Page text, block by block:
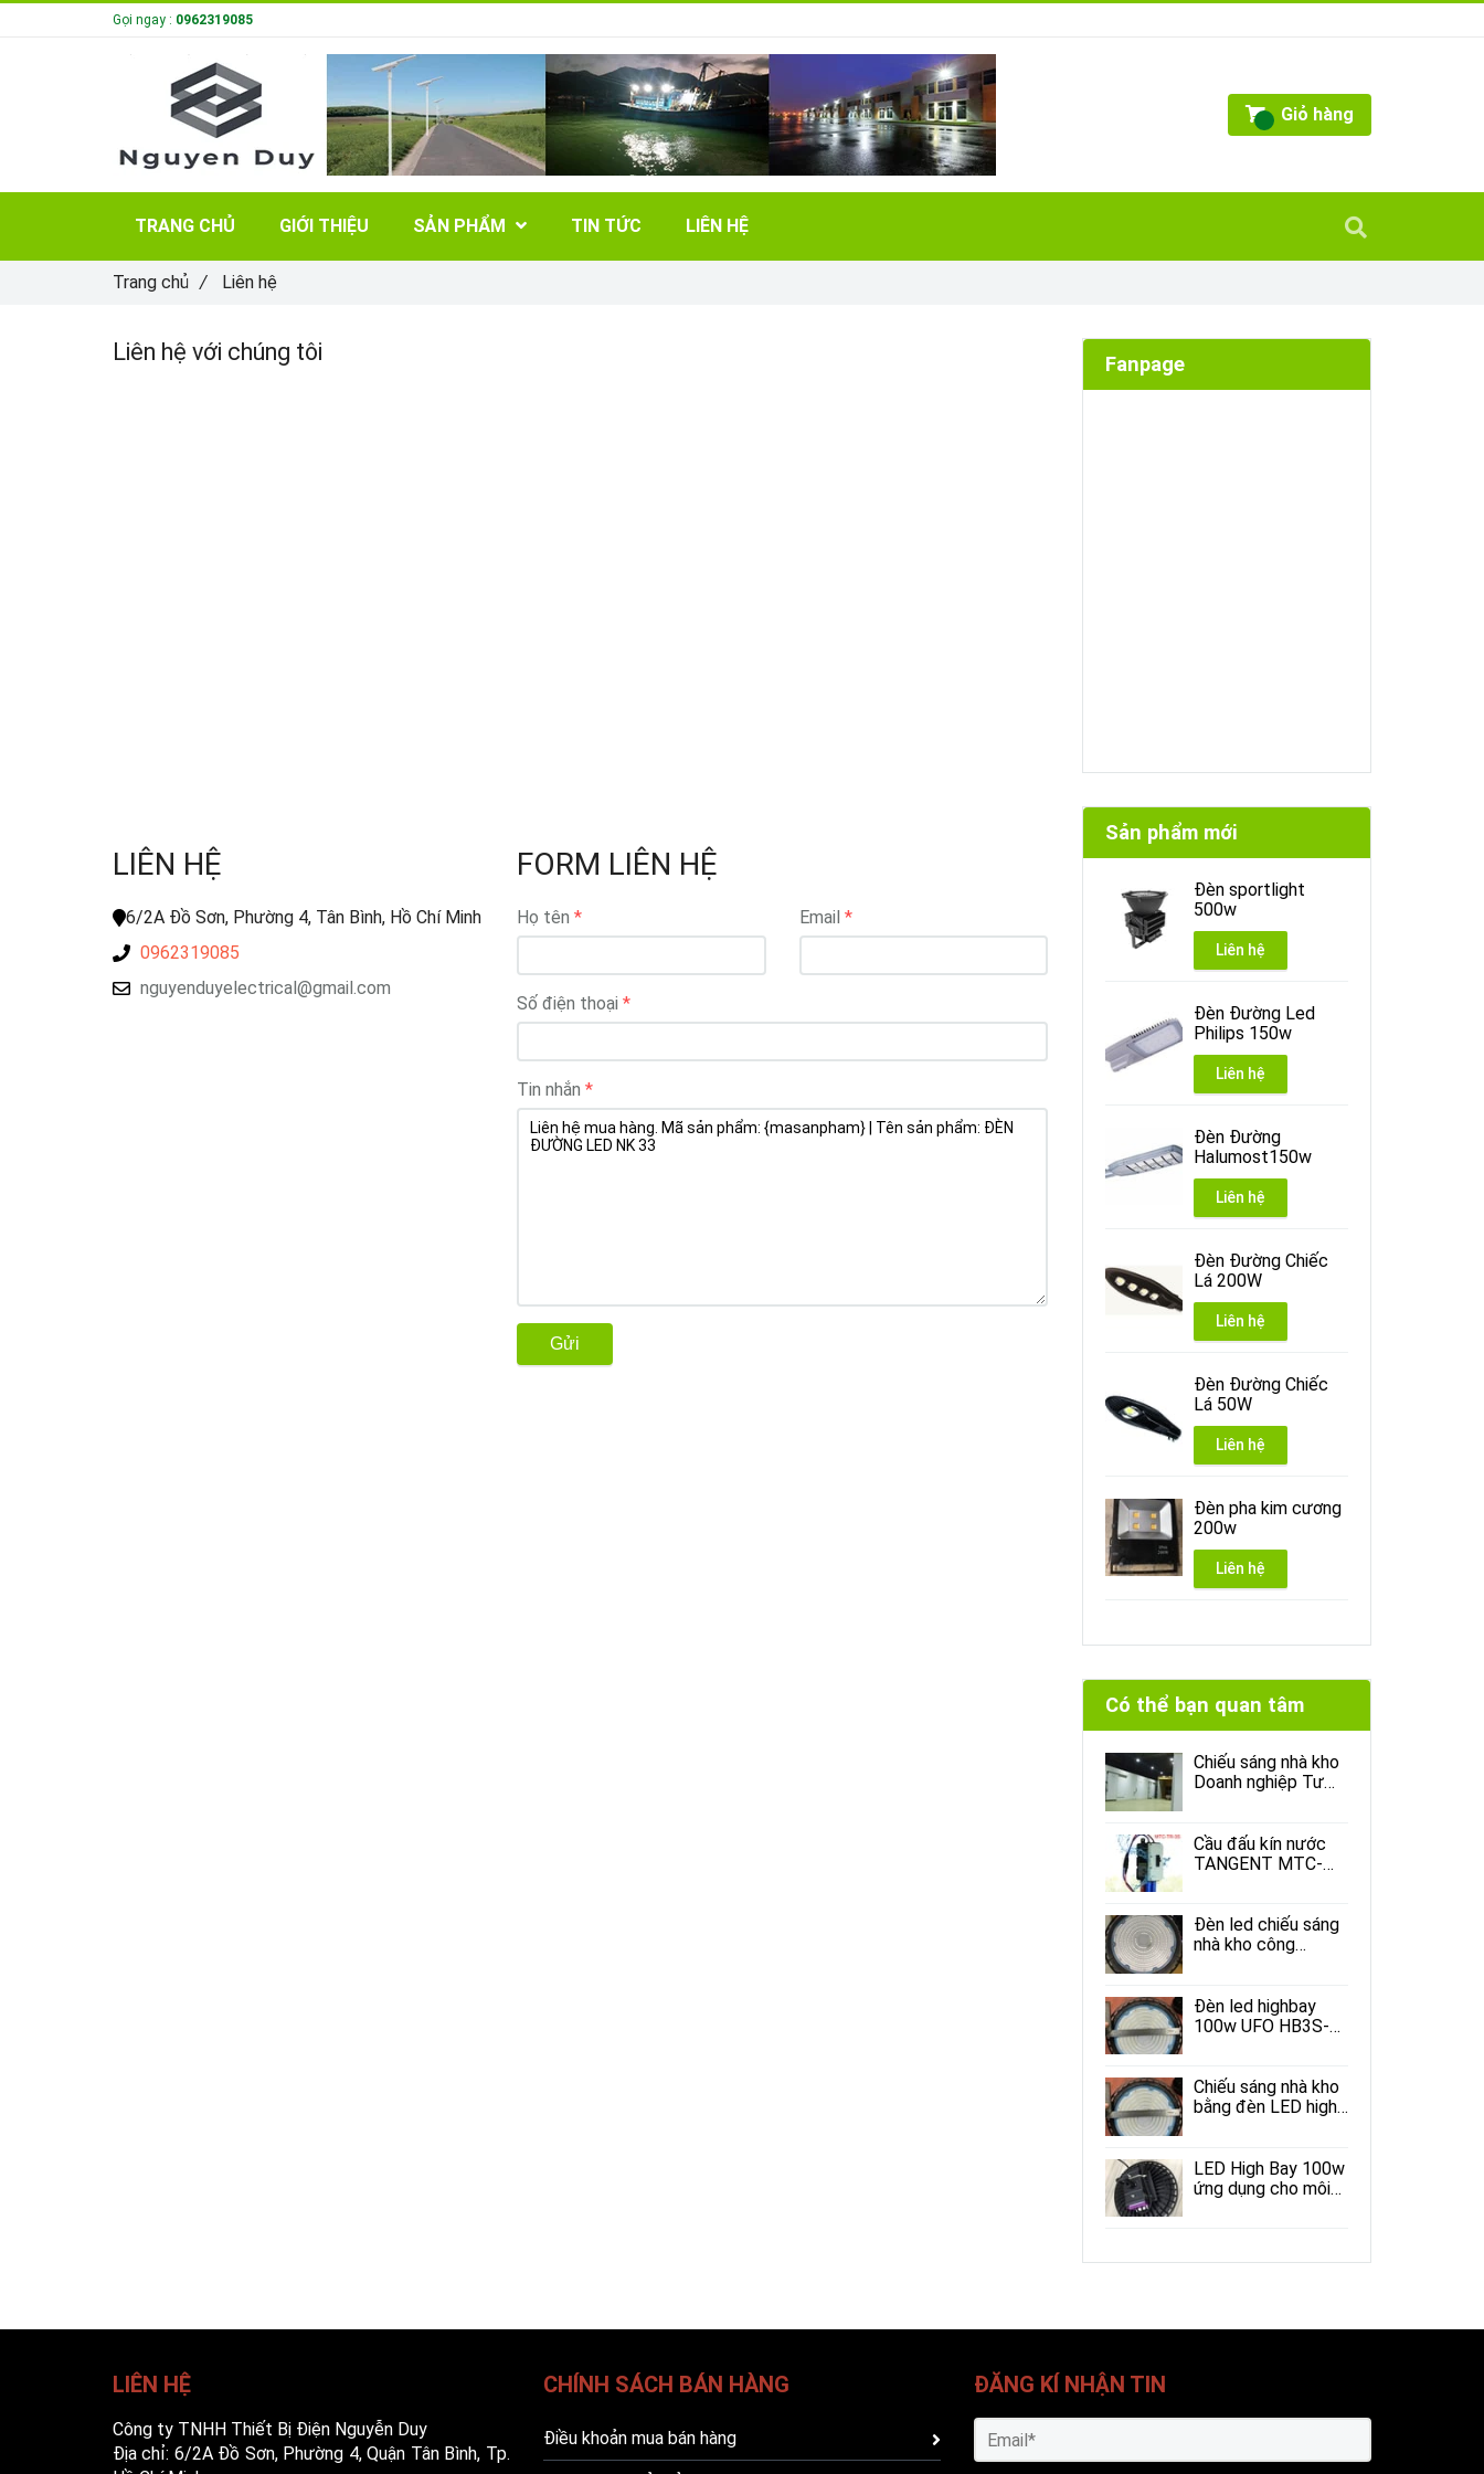
Liên hệ với chúng tôi
LIÊN HỆ
6/2A Đồ Sơn, Phường 4, Tân Bình, Hồ Chí Minh
0962319085
nguyenduyelectrical@gmail.com
FORM LIÊN HỆ
Họ tên Email
Số điện thoại
Tin nhắn
Gửi
Fanpage
Sản phẩm mới
Đèn sportlight
500w
Liên hệ
Đèn Đường Led
Philips 150w
Liên hệ
Đèn Đường
Halumost150w
Liên hệ
Đèn Đường Chiếc
Lá 200W
Liên hệ
Đèn Đường Chiếc
Lá 50W
Liên hệ
Đèn pha kim cương
200w
Liên hệ
Có thể bạn quan tâm
Chiếu sáng nhà kho
Doanh nghiệp Tư
Cầu đấu kín nước
TANGENT MTC-
Đèn led chiếu sáng
nhà kho công
Đèn led highbay
100w UFO HB3S-
Chiếu sáng nhà kho
bằng đèn LED high
LED High Bay 100w
ứng dụng cho môi
Trang chủ / Liên hệ
Gọi ngay : 0962319085
Giỏ hàng
TRANG CHỦ GIỚI THIỆU SẢN PHẨM TIN TỨC LIÊN HỆ
LIÊN HỆ
Công ty TNHH Thiết Bị Điện Nguyễn Duy
Địa chỉ: 6/2A Đồ Sơn, Phường 4, Quận Tân Bình, Tp.
CHÍNH SÁCH BÁN HÀNG
Điều khoản mua bán hàng
ĐĂNG KÍ NHẬN TIN